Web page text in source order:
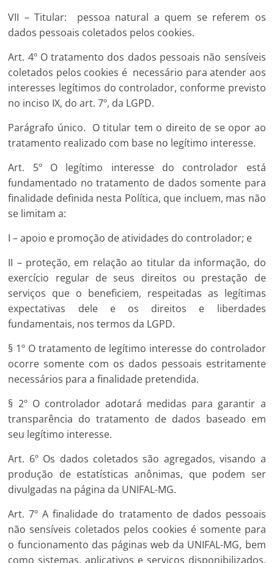
VII – Titular: pessoa natural a quem se referem os
dados pessoais coletados pelos cookies.
Art. 4º O tratamento dos dados pessoais não sensíveis
coletados pelos cookies é necessário para atender aos
interesses legítimos do controlador, conforme previsto
no inciso IX, do art. 7º, da LGPD.
Parágrafo único. O titular tem o direito de se opor ao
tratamento realizado com base no legítimo interesse.
Art. 5º O legítimo interesse do controlador está
fundamentado no tratamento de dados somente para
finalidade definida nesta Política, que incluem, mas não
se limitam a:
I – apoio e promoção de atividades do controlador; e
II – proteção, em relação ao titular da informação, do
exercício regular de seus direitos ou prestação de
serviços que o beneficiem, respeitadas as legítimas
expectativas dele e os direitos e liberdades
fundamentais, nos termos da LGPD.
§ 1º O tratamento de legítimo interesse do controlador
ocorre somente com os dados pessoais estritamente
necessários para a finalidade pretendida.
§ 2º O controlador adotará medidas para garantir a
transparência do tratamento de dados baseado em
seu legítimo interesse.
Art. 6º Os dados coletados são agregados, visando a
produção de estatísticas anônimas, que podem ser
divulgadas na página da UNIFAL-MG.
Art. 7º A finalidade do tratamento de dados pessoais
não sensíveis coletados pelos cookies é somente para
o funcionamento das páginas web da UNIFAL-MG, bem
como sistemas, aplicativos e serviços disponibilizados,